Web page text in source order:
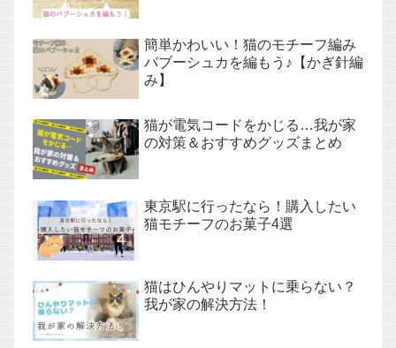
簡単かわいい！猫のモチーフ編み
バブーシュカを編もう♪【かぎ針編
み】
猫が電気コードをかじる…我が家
の対策＆おすすめグッズまとめ
東京駅に行ったなら！購入したい
猫モチーフのお菓子4選
猫はひんやりマットに乗らない？
我が家の解決方法！